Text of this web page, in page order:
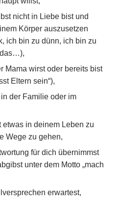
nicht in Liebe bist und
Körper auszusetzen
ich bin zu dünn, ich bin zu
Mama wirst oder bereits bist
Eltern sein“),
der Familie oder im
in deinem Leben zu
Wege zu gehen,
für dich übernimmst
unter dem Motto „mach
erwartest,